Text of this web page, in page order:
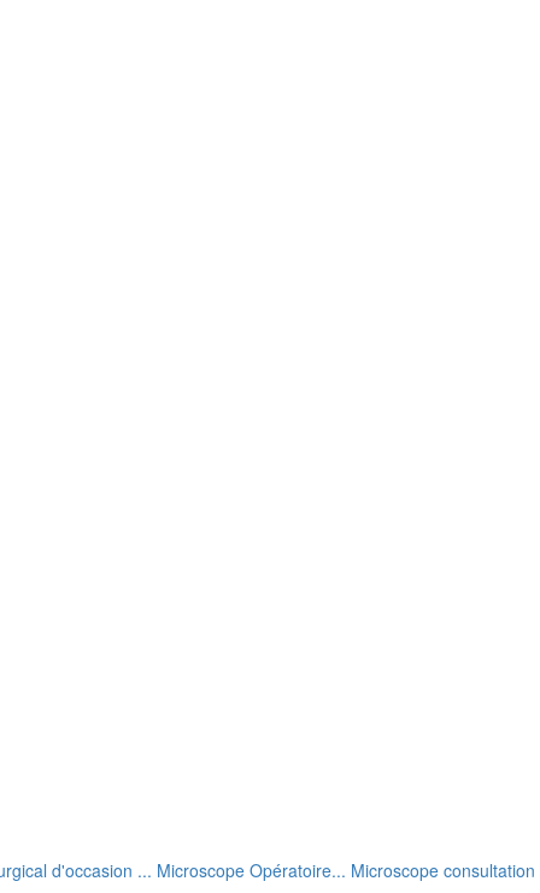
d'occasion ... Microscope Opératoire... Microscope consultation